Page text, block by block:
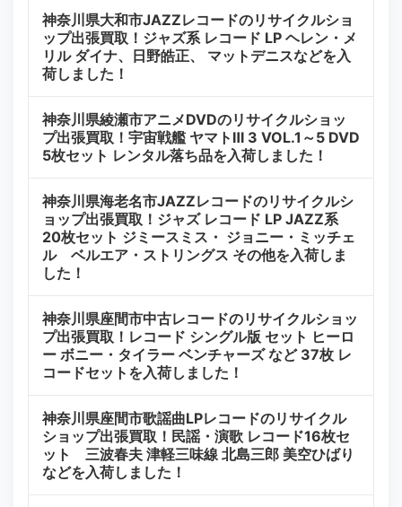
神奈川県大和市JAZZレコードのリサイクルショ
ップ出張買取！ジャズ系 レコード LP ヘレン・メ
リル ダイナ、日野皓正、 マットデニスなどを入
荷しました！
神奈川県綾瀬市アニメDVDのリサイクルショッ
プ出張買取！宇宙戦艦 ヤマトⅢ 3 VOL.1～5 DVD
5枚セット レンタル落ち品を入荷しました！
神奈川県海老名市JAZZレコードのリサイクルシ
ョップ出張買取！ジャズ レコード LP JAZZ系
20枚セット ジミースミス・ ジョニー・ミッチェ
ル ベルエア・ストリングス その他を入荷しま
した！
神奈川県座間市中古レコードのリサイクルショッ
プ出張買取！レコード シングル版 セット ヒーロ
ー ボニー・タイラー ベンチャーズ など 37枚 レ
コードセットを入荷しました！
神奈川県座間市歌謡曲LPレコードのリサイクル
ショップ出張買取！民謡・演歌 レコード16枚セ
ット 三波春夫 津軽三味線 北島三郎 美空ひばり
などを入荷しました！